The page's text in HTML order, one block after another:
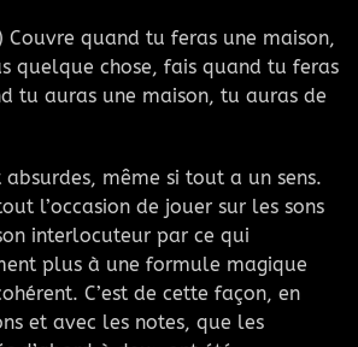
quand tu feras une maison,
quelque chose, fais quand tu feras
tu auras une maison, tu auras de
même si tout a un sens.
l’occasion de jouer sur les sons
interlocuteur par ce qui
plus à une formule magique
C’est de cette façon, en
et avec les notes, que les